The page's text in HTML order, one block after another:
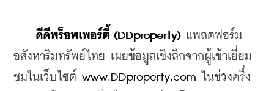
ดีดีพร็อพเพอร์ตี้ (DDproperty) แพลตฟอร์ม
อสังหาริมทรัพย์ไทย เผยข้อมูลเชิงลึกจากผู้เข้าเยี่ยม
ชมในเว็บไซต์ www.DDproperty.com ในช่วงครึ่ง